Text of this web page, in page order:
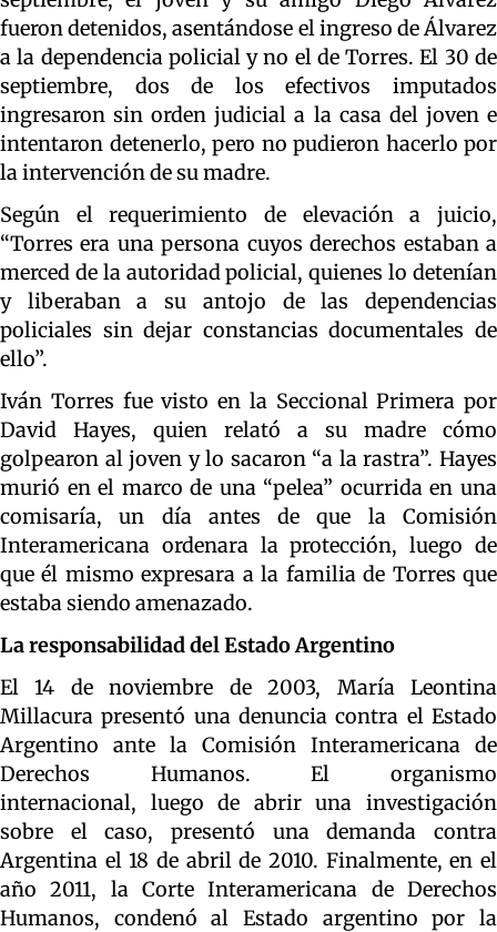
fueron detenidos, asentándose el ingreso de Álvarez
a la dependencia policial y no el de Torres. El 30 de
septiembre, dos de los efectivos imputados
ingresaron sin orden judicial a la casa del joven e
intentaron detenerlo, pero no pudieron hacerlo por
la intervención de su madre.
Según el requerimiento de elevación a juicio,
“Torres era una persona cuyos derechos estaban a
merced de la autoridad policial, quienes lo detenían
y liberaban a su antojo de las dependencias
policiales sin dejar constancias documentales de
ello”.
Iván Torres fue visto en la Seccional Primera por
David Hayes, quien relató a su madre cómo
golpearon al joven y lo sacaron “a la rastra”. Hayes
murió en el marco de una “pelea” ocurrida en una
comisaría, un día antes de que la Comisión
Interamericana ordenara la protección, luego de
que él mismo expresara a la familia de Torres que
estaba siendo amenazado.
La responsabilidad del Estado Argentino
El 14 de noviembre de 2003, María Leontina
Millacura presentó una denuncia contra el Estado
Argentino ante la Comisión Interamericana de
Derechos Humanos. El organismo
internacional, luego de abrir una investigación
sobre el caso, presentó una demanda contra
Argentina el 18 de abril de 2010. Finalmente, en el
año 2011, la Corte Interamericana de Derechos
Humanos, condenó al Estado argentino por la